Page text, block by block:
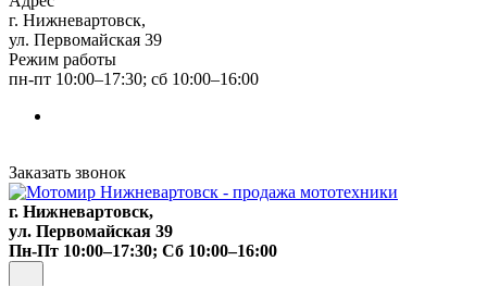
г. Нижневартовск,
ул. Первомайская 39
Режим работы
пн-пт 10:00–17:30; сб 10:00–16:00
Заказать звонок
г. Нижневартовск,
ул. Первомайская 39
Пн-Пт 10:00–17:30; Сб 10:00–16:00